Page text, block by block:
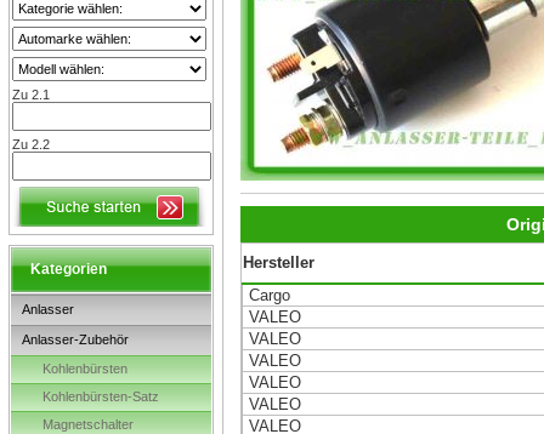
Zu 2.1
Zu 2.2
Kategorien
Anlasser
Anlasser-Zubehör
Kohlenbürsten
Kohlenbürsten-Satz
Magnetschalter
Hersteller
Cargo
VALEO
VALEO
VALEO
VALEO
VALEO
VALEO